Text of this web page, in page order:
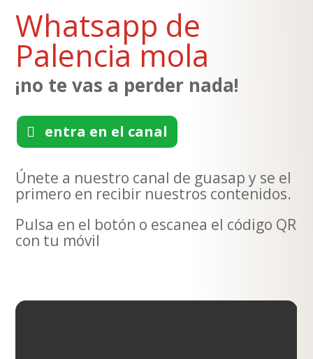
Whatsapp de
Palencia mola
¡no te vas a perder nada!
entra en el canal
Únete a nuestro canal de guasap y se el
primero en recibir nuestros contenidos.
Pulsa en el botón o escanea el código QR
con tu móvil